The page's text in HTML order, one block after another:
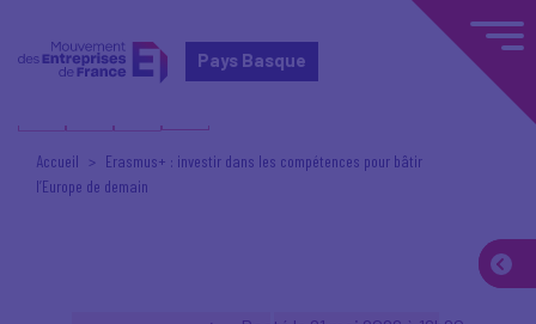
Pays Basque
Accueil
Erasmus+ : investir dans les compétences pour bâtir
l’Europe de demain